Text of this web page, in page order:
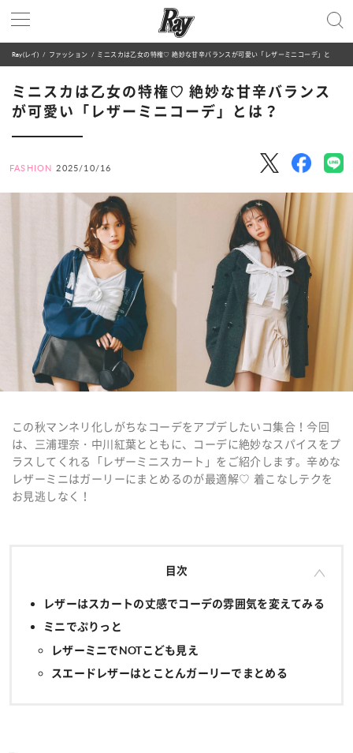
Ray(レイ) ファッション ミニスカは乙女の特権♡ 絶妙な甘辛バランスが可愛い「レザーミニコーデ」とは？
ミニスカは乙女の特権♡ 絶妙な甘辛バランス
が可愛い「レザーミニコーデ」とは？
FASHION 2025/10/16
この秋マンネリ化しがちなコーデをアプデしたいコ集合！今回
は、 三浦理奈・中川紅葉とともに、 コーデに絶妙なスパイスをプ
ラスしてくれる「レザーミニスカート」をご紹介します。辛めな
レザーミニはガーリーにまとめるのが最適解♡ 着こなしテクを
お見逃しなく！
目次
レザーはスカートの丈感でコーデの雰囲気を変えてみる
ミニでぷりっと
レザーミニでNOTこども見え
スエードレザーはとことんガーリーでまとめる